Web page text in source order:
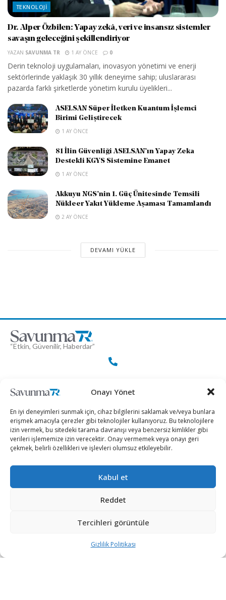
Onayı Yönet
En iyi deneyimleri sunmak için, cihaz bilgilerini saklamak ve/veya bunlara
erişmek amacıyla çerezler gibi teknolojiler kullanıyoruz. Bu teknolojilere
izin vermek, bu sitedeki tarama davranışı veya benzersiz kimlikler gibi
verileri işlememize izin verecektir. Onay vermemek veya onayı geri
çekmek, belirli özellikleri ve işlevleri olumsuz etkileyebilir.
Kabul et
Reddet
Tercihleri görüntüle
Gizlilik Politikası
TEKNOLOJI
Dr. Alper Özbilen: Yapay zekâ, veri ve insansız sistemler
savaşın geleceğini şekillendiriyor
YAZAN SAVUNMA TR 1 AY ÖNCE 0
Derin teknoloji uygulamaları, inovasyon yönetimi ve enerji
sektörlerinde yaklaşık 30 yıllık deneyime sahip; uluslararası
pazarda farklı şirketlerde yönetim kurulu üyelikleri...
ASELSAN Süper İletken Kuantum İşlemci
Birimi Geliştirecek
1 AY ÖNCE
81 İlin Güvenliği ASELSAN’ın Yapay Zeka
Destekli KGYS Sistemine Emanet
1 AY ÖNCE
Akkuyu NGS’nin 1. Güç Ünitesinde Temsili
Nükleer Yakıt Yükleme Aşaması Tamamlandı
2 AY ÖNCE
DEVAMI YÜKLE
“Etkin, Güvenilir, Haberdar”
iletisim@savunmatr.com
Savunma Sanayii
Röportajlar
Politika